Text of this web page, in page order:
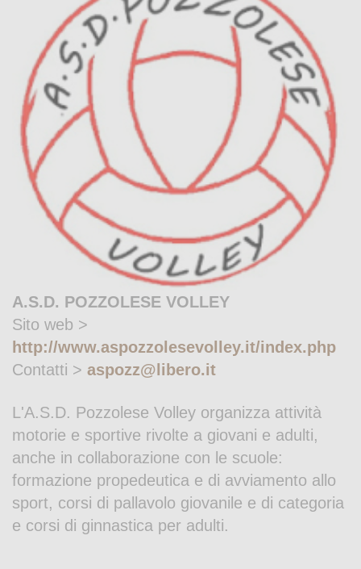
A.S.D. POZZOLESE VOLLEY
Sito web >
http://www.aspozzolesevolley.it/index.php
Contatti > aspozz@libero.it
L'A.S.D. Pozzolese Volley organizza attività
motorie e sportive rivolte a giovani e adulti,
anche in collaborazione con le scuole:
formazione propedeutica e di avviamento allo
sport, corsi di pallavolo giovanile e di categoria
e corsi di ginnastica per adulti.